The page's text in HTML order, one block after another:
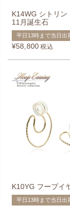
K14WG シトリン
11月誕生石
平日13時まで当日出
¥58,800 税込
K10YG フープイ
平日13時まで当日出